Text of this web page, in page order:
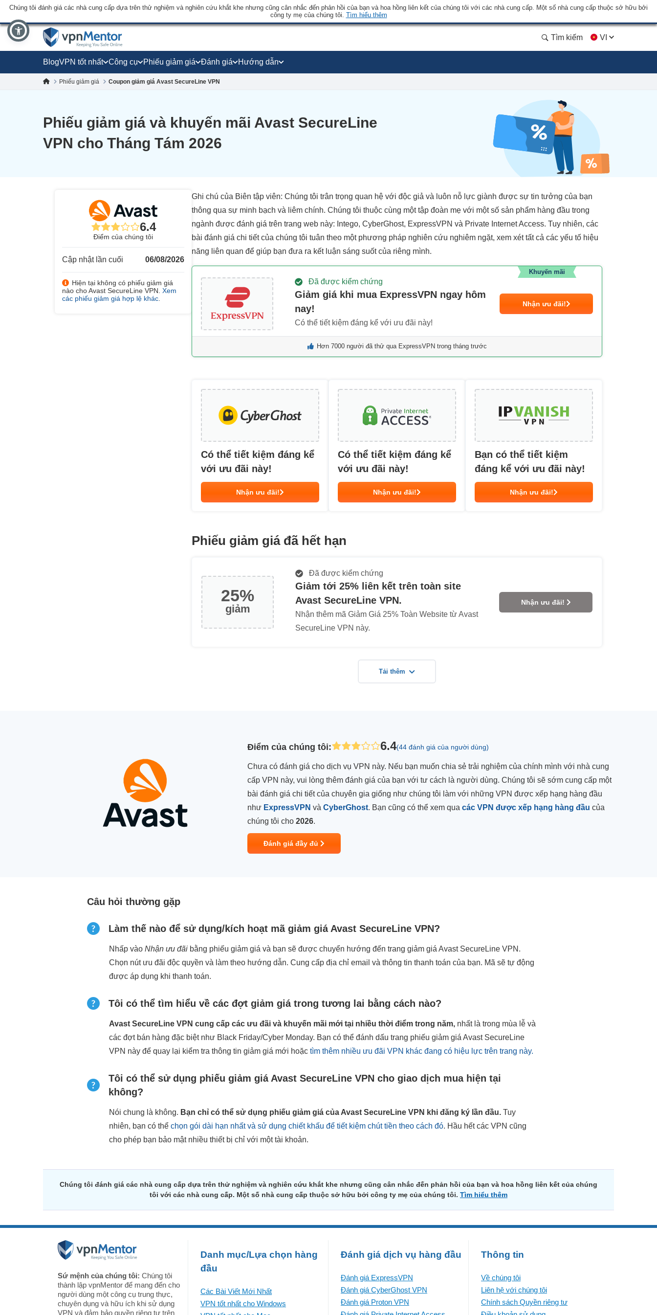
Chúng tôi đánh giá các nhà cung cấp dựa trên thử nghiệm và nghiên cứu khắt khe nhưng cũng cân nhắc đến phản hồi của bạn và hoa hồng liên kết của chúng tôi với các nhà cung cấp. Một số nhà cung cấp thuộc sở hữu bởi
công ty mẹ của chúng tôi. Tìm hiểu thêm
Tìm kiếm VI
BlogVPN tốt nhất Công cụ Phiếu giảm giá Đánh giá Hướng dẫn
Phiếu giảm giá Coupon giảm giá Avast SecureLine VPN
Phiếu giảm giá và khuyến mãi Avast SecureLine
VPN cho Tháng Tám 2026
6.4
Điểm của chúng tôi
Cập nhật lần cuối 06/08/2026
Hiện tại không có phiếu giảm giá
nào cho Avast SecureLine VPN. Xem
các phiếu giảm giá hợp lệ khác
Ghi chú của Biên tập viên: Chúng tôi trân trọng quan hệ với độc giả và luôn nỗ lực giành được sự tin tưởng của bạn
thông qua sự minh bạch và liêm chính. Chúng tôi thuộc cùng một tập đoàn mẹ với một số sản phẩm hàng đầu trong
ngành được đánh giá trên trang web này: Intego, CyberGhost, ExpressVPN và Private Internet Access. Tuy nhiên, các
bài đánh giá chi tiết của chúng tôi tuân theo một phương pháp nghiên cứu nghiêm ngặt, xem xét tất cả các yếu tố hiệu
năng liên quan để giúp bạn đưa ra kết luận sáng suốt của riêng mình.
Đã được kiểm chứng
Giảm giá khi mua ExpressVPN ngay hôm
nay!
Có thể tiết kiệm đáng kể với ưu đãi này!
Nhận ưu đãi!
Khuyến mãi
Hơn 7000 người đã thử qua ExpressVPN trong tháng trước
Có thể tiết kiệm đáng kể
với ưu đãi này!
Nhận ưu đãi!
Có thể tiết kiệm đáng kể
với ưu đãi này!
Nhận ưu đãi!
Bạn có thể tiết kiệm
đáng kể với ưu đãi này!
Nhận ưu đãi!
Phiếu giảm giá đã hết hạn
25%
giảm
Đã được kiểm chứng
Giảm tới 25% liên kết trên toàn site
Avast SecureLine VPN.
Nhận thêm mã Giảm Giá 25% Toàn Website từ Avast
SecureLine VPN này.
Nhận ưu đãi!
Tải thêm
Điểm của chúng tôi: 6.4(44 đánh giá của người dùng)
Chưa có đánh giá cho dịch vụ VPN này. Nếu bạn muốn chia sẻ trải nghiệm của chính mình với nhà cung
cấp VPN này, vui lòng thêm đánh giá của bạn với tư cách là người dùng. Chúng tôi sẽ sớm cung cấp một
bài đánh giá chi tiết của chuyên gia giống như chúng tôi làm với những VPN được xếp hạng hàng đầu
như ExpressVPN và CyberGhost. Bạn cũng có thể xem qua các VPN được xếp hạng hàng đầu của
chúng tôi cho 2026.
Đánh giá đầy đủ
Câu hỏi thường gặp
Làm thế nào để sử dụng/kích hoạt mã giảm giá Avast SecureLine VPN?
Nhấp vào Nhận ưu đãi bằng phiếu giảm giá và bạn sẽ được chuyển hướng đến trang giảm giá Avast SecureLine VPN.
Chọn nút ưu đãi độc quyền và làm theo hướng dẫn. Cung cấp địa chỉ email và thông tin thanh toán của bạn. Mã sẽ tự động
được áp dụng khi thanh toán.
Tôi có thể tìm hiểu về các đợt giảm giá trong tương lai bằng cách nào?
Avast SecureLine VPN cung cấp các ưu đãi và khuyến mãi mới tại nhiều thời điểm trong năm, nhất là trong mùa lễ và
các đợt bán hàng đặc biệt như Black Friday/Cyber Monday. Bạn có thể đánh dấu trang phiếu giảm giá Avast SecureLine
VPN này để quay lại kiểm tra thông tin giảm giá mới hoặc tìm thêm nhiều ưu đãi VPN khác đang có hiệu lực trên trang này.
Tôi có thể sử dụng phiếu giảm giá Avast SecureLine VPN cho giao dịch mua hiện tại
không?
Nói chung là không. Bạn chỉ có thể sử dụng phiếu giảm giá của Avast SecureLine VPN khi đăng ký lần đầu. Tuy
nhiên, bạn có thể chọn gói dài hạn nhất và sử dụng chiết khấu để tiết kiệm chút tiền theo cách đó. Hầu hết các VPN cũng
cho phép bạn bảo mật nhiều thiết bị chỉ với một tài khoản.
Chúng tôi đánh giá các nhà cung cấp dựa trên thử nghiệm và nghiên cứu khắt khe nhưng cũng cân nhắc đến phản hồi của bạn và hoa hồng liên kết của chúng
tôi với các nhà cung cấp. Một số nhà cung cấp thuộc sở hữu bởi công ty mẹ của chúng tôi. Tìm hiểu thêm
Sứ mệnh của chúng tôi: Chúng tôi
thành lập vpnMentor để mang đến cho
người dùng một công cụ trung thực,
chuyên dụng và hữu ích khi sử dụng
VPN và đảm bảo quyền riêng tư trên
Danh mục/Lựa chọn hàng
đầu
Các Bài Viết Mới Nhất
VPN tốt nhất cho Windows
Đánh giá dịch vụ hàng đầu
Đánh giá ExpressVPN
Đánh giá CyberGhost VPN
Đánh giá Proton VPN
Thông tin
Về chúng tôi
Liên hệ với chúng tôi
Chính sách Quyền riêng tư